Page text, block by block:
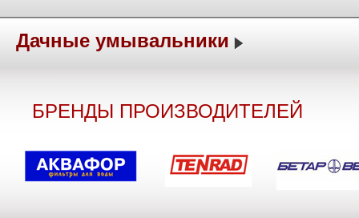
Дачные умывальники
БРЕНДЫ ПРОИЗВОДИТЕЛЕЙ